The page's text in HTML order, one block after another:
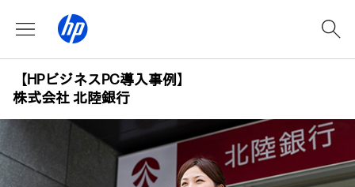
【HPビジネスPC導入事例】
株式会社 北陸銀行